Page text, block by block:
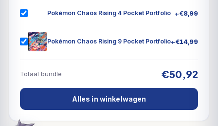
Pokémon Chaos Rising 4 Pocket Portfolio +€8,99
Pokémon Chaos Rising 9 Pocket Portfolio+€14,99
Totaal bundle €50,92
Alles in winkelwagen